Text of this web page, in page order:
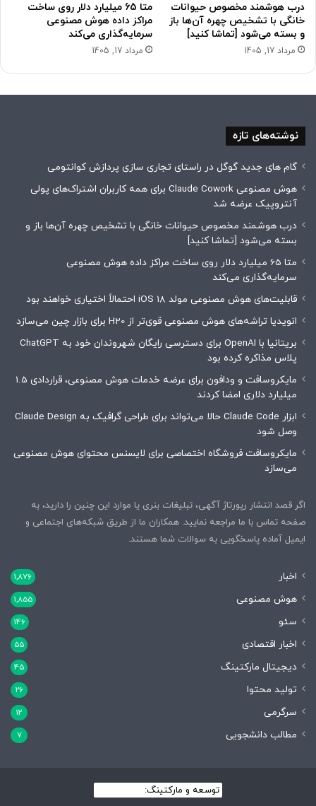
درب هوشمند مخصوص حیوانات
خانگی با تشخیص چهره آن‌ها باز
و بسته می‌شود [تماشا کنید]
مرداد 17, 1405
متا 65 میلیارد دلار روی ساخت
مراکز داده هوش مصنوعی
سرمایه‌گذاری می‌کند
مرداد 17, 1405
نوشته‌های تازه
گام های جدید گوگل در راستای تجاری سازی پردازش کوانتومی
هوش مصنوعی Claude Cowork برای همه کاربران اشتراک‌های پولی
آنتروپیک عرضه شد
درب هوشمند مخصوص حیوانات خانگی با تشخیص چهره آن‌ها باز و
بسته می‌شود [تماشا کنید]
متا 65 میلیارد دلار روی ساخت مراکز داده هوش مصنوعی
سرمایه‌گذاری می‌کند
قابلیت‌های هوش مصنوعی مولد iOS 18 احتمالاً اختیاری خواهند بود
انویدیا تراشه‌های هوش مصنوعی قوی‌تر از H20 برای بازار چین می‌سازد
بریتانیا با OpenAI برای دسترسی رایگان شهروندان خود به ChatGPT
پلاس مذاکره کرده بود
مایکروسافت و ودافون برای عرضه خدمات هوش مصنوعی، قراردادی 1.5
میلیارد دلاری امضا کردند
ابزار Claude Code حالا می‌تواند برای طراحی گرافیک به Claude Design
وصل شود
مایکروسافت فروشگاه اختصاصی برای لایسنس محتوای هوش مصنوعی
می‌سازد
اگر قصد انتشار رپورتاژ آگهی، تبلیغات بنری یا موارد این چنین را دارید، به
صفحه تماس با ما مراجعه نمایید. همکاران ما از طریق شبکه‌های اجتماعی و
ایمیل آماده پاسخگویی به سوالات شما هستند.
اخبار 1,876
هوش مصنوعی 1,855
سئو 146
اخبار اقتصادی 55
دیجیتال مارکتینگ 45
تولید محتوا 26
سرگرمی 12
مطالب دانشجویی 7
توسعه و مارکتینگ: